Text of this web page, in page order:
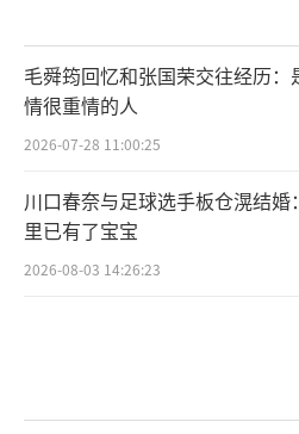
毛舜筠回忆和张国荣交往经历：
情很重情的人
2026-07-28 11:00:25
川口春奈与足球选手板仓滉结婚
里已有了宝宝
2026-08-03 14:26:23